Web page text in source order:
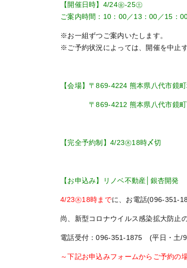
【開催日時】4/24㊎-25㊏
ご案内時間：10：00／13：00／15：
※お一組ずつご案内いたします。
※ご予約状況によっては、開催を中止
【会場】〒869-4224 熊本県八代市鏡
〒869-4212 熊本県八代市鏡町
【完全予約制】4/23㊍18時〆切
【お申込み】リノベ不動産│銀杏開発
4/23㊍18時までに、お電話(096-351-
尚、新型コロナウイルス感染拡大防止
電話受付：096-351-1875 (平日・土/
～下記お申込みフォームからご予約の